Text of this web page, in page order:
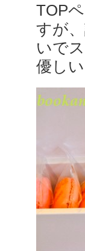
TOP
すが
いで
優し